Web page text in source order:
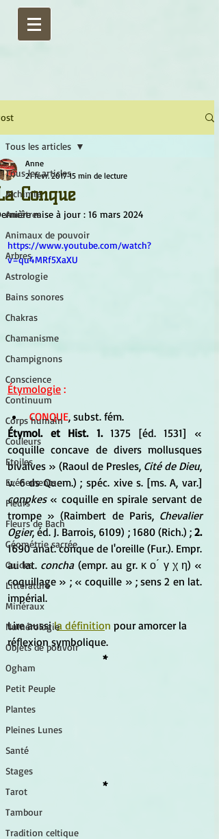
Tous les articles
Alchimie
Ancêtres
Animaux de pouvoir
Arbres
Astrologie
Bains sonores
Chakras
Chamanisme
Champignons
Conscience
Continuum
Corps humain
Couleurs
Etoiles
Evénements
Fleurs
Fleurs de Bach
Géométrie sacrée
Guides
Littérature
Minéraux
Numérologie
Objets de pouvoir
Ogham
Petit Peuple
Plantes
Pleines Lunes
Santé
Stages
Tarot
Tambour
Tradition celtique
Tous les articles
Conque
Anne
21 févr. 2017 15 min de lecture
mise à jour : 16 mars 2024
https://www.youtube.com/watch?
v=qu4MRf5XaXU
Étymologie :
CONQUE, subst. fém.
Étymol. et Hist. 1. 1375 [éd. 1531] «
coquille concave de divers mollusques
bivalves » (Raoul de Presles, Cité de Dieu,
conpkes « coquille en spirale servant de
trompe » (Raimbert de Paris, Chevalier
Ogier, éd. J. Barrois, 6109) ; 1680 (Rich.) ; 2.
1690 anat. conque de l'oreille (Fur.). Empr.
au lat. concha (empr. au gr. κ ο ́ γ χ η) «
coquillage » ; « coquille » ; sens 2 en lat.
impérial.
Lire aussi la définition pour amorcer la
réflexion symbolique.
*
*